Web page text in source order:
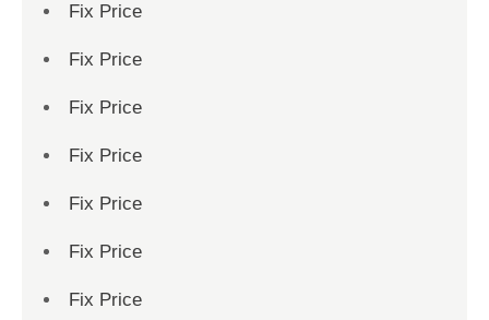
Fix Price
Fix Price
Fix Price
Fix Price
Fix Price
Fix Price
Fix Price